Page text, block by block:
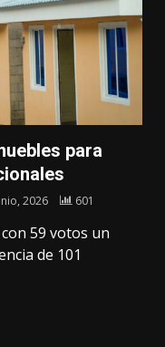
para
2026 601
59 votos un
de 101